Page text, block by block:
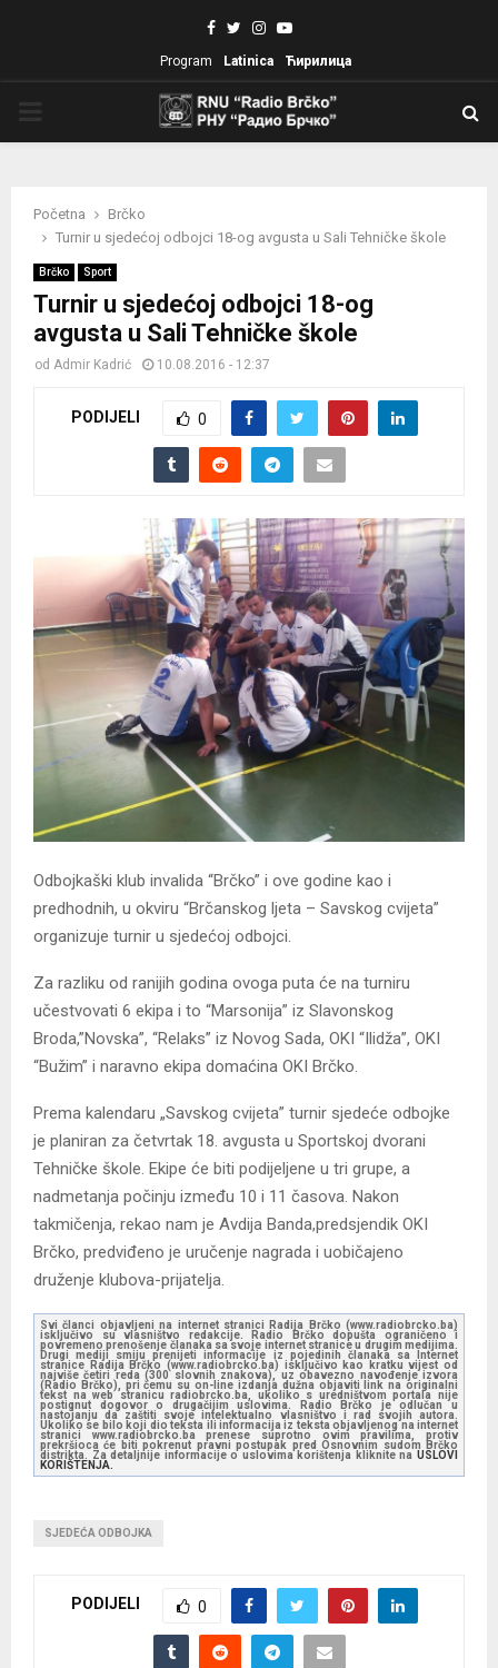
Facebook
TwitterInstagram
Youtube
Program Latinica Ћирилица
Početna
Brčko
Turnir u sjedećoj odbojci 18-og avgusta u Sali Tehničke škole
Brčko Sport
Turnir u sjedećoj odbojci 18-og
avgusta u Sali Tehničke škole
od Admir Kadrić 10.08.2016 - 12:37
PODIJELI 0
Odbojkaški klub invalida “Brčko” i ove godine kao i
predhodnih, u okviru “Brčanskog ljeta – Savskog cvijeta”
organizuje turnir u sjedećoj odbojci.
Za razliku od ranijih godina ovoga puta će na turniru
učestvovati 6 ekipa i to “Marsonija” iz Slavonskog
Broda,”Novska”, “Relaks” iz Novog Sada, OKI “Ilidža”, OKI
“Bužim” i naravno ekipa domaćina OKI Brčko.
Prema kalendaru „Savskog cvijeta” turnir sjedeće odbojke
je planiran za četvrtak 18. avgusta u Sportskoj dvorani
Tehničke škole. Ekipe će biti podijeljene u tri grupe, a
nadmetanja počinju između 10 i 11 časova. Nakon
takmičenja, rekao nam je Avdija Banda,predsjendik OKI
Brčko, predviđeno je uručenje nagrada i uobičajeno
druženje klubova-prijatelja.
Svi članci objavljeni na internet stranici Radija Brčko (www.radiobrcko.ba)
isključivo su vlasništvo redakcije. Radio Brčko dopušta ograničeno i
povremeno prenošenje članaka sa svoje internet stranice u drugim medijima.
Drugi mediji smiju prenijeti informacije iz pojedinih članaka sa Internet
stranice Radija Brčko (www.radiobrcko.ba) isključivo kao kratku vijest od
najviše četiri reda (300 slovnih znakova), uz obavezno navođenje izvora
(Radio Brčko), pri čemu su on-line izdanja dužna objaviti link na originalni
tekst na web stranicu radiobrcko.ba, ukoliko s uredništvom portala nije
postignut dogovor o drugačijim uslovima. Radio Brčko je odlučan u
nastojanju da zaštiti svoje intelektualno vlasništvo i rad svojih autora.
Ukoliko se bilo koji dio teksta ili informacija iz teksta objavljenog na internet
stranici www.radiobrcko.ba prenese suprotno ovim pravilima, protiv
prekršioca će biti pokrenut pravni postupak pred Osnovnim sudom Brčko
distrikta. Za detaljnije informacije o uslovima korištenja kliknite na USLOVI
KORIŠTENJA.
SJEDEĆA ODBOJKA
PODIJELI 0